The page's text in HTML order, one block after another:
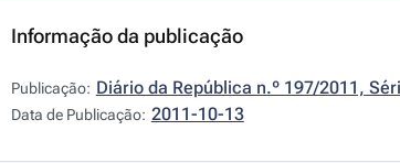
Informação da publicação
Publicação: Diário da República n.º 197/2011,
Data de Publicação: 2011-10-13